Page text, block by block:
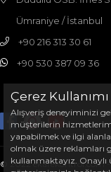
Ümraniye / İstanbul
+90 216 313 30 61
+90 530 387 09 36
© 2022 ekarekontrol.com -
Çerez Kullanımı
Alışveriş deneyiminizi
müşterilerin
yapabilmek ve ilgi
olmak üzere reklamları
kullanmaktayız.